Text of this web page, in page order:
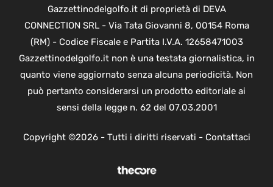
Gazzettinodelgolfo.it di proprietà di DEVA
CONNECTION SRL - Via Tata Giovanni 8, 00154 Roma
(RM) - Codice Fiscale e Partita I.V.A. 12658471003
Gazzettinodelgolfo.it non è una testata giornalistica, in
quanto viene aggiornato senza alcuna periodicità. Non
può pertanto considerarsi un prodotto editoriale ai
sensi della legge n. 62 del 07.03.2001
Copyright ©2026 - Tutti i diritti riservati - Contattaci